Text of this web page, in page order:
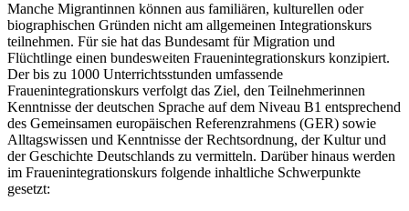
Manche Migrantinnen können aus familiären, kulturellen oder
biographischen Gründen nicht am allgemeinen Integrationskurs
teilnehmen. Für sie hat das Bundesamt für Migration und
Flüchtlinge einen bundesweiten Frauenintegrationskurs konzipiert.
Der bis zu 1000 Unterrichtsstunden umfassende
Frauenintegrationskurs verfolgt das Ziel, den Teilnehmerinnen
Kenntnisse der deutschen Sprache auf dem Niveau B1 entsprechend
des Gemeinsamen europäischen Referenzrahmens (GER) sowie
Alltagswissen und Kenntnisse der Rechtsordnung, der Kultur und
der Geschichte Deutschlands zu vermitteln. Darüber hinaus werden
im Frauenintegrationskurs folgende inhaltliche Schwerpunkte
gesetzt: